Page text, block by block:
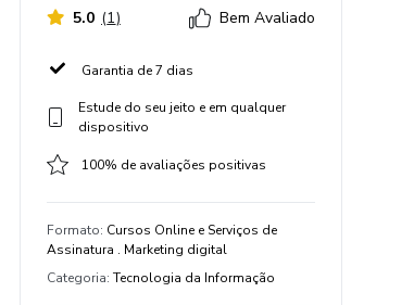
5.0 (1) Bem Avaliado
Garantia de 7 dias
Estude do seu jeito e em qualquer
dispositivo
100% de avaliações positivas
Formato: Cursos Online e Serviços de
Assinatura . Marketing digital
Categoria: Tecnologia da Informação